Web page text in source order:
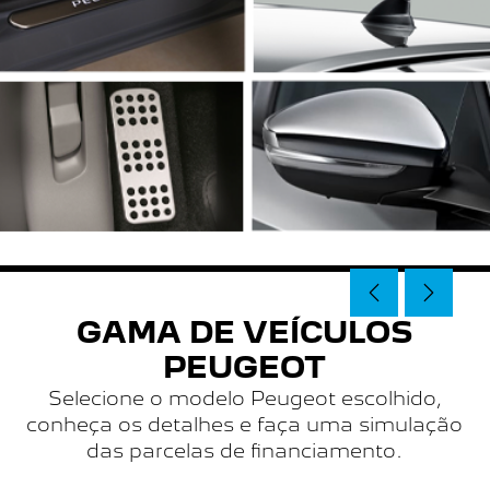
GAMA DE VEÍCULOS
PEUGEOT
Selecione o modelo Peugeot escolhido,
conheça os detalhes e faça uma simulação
das parcelas de financiamento.